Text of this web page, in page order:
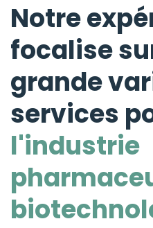
Notre
focalise
grande
services
l'industrie